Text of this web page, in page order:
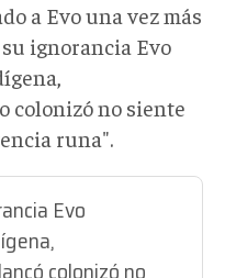
a Evo una vez más
ignorancia Evo
colonizó no siente
runa".
Evo